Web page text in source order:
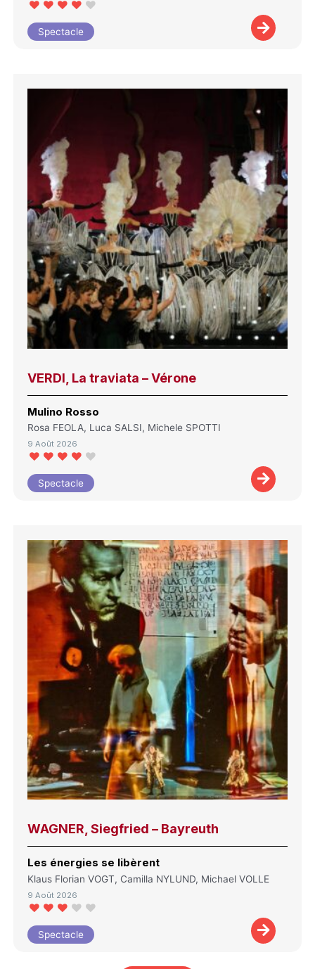
Spectacle
VERDI, La traviata – Vérone
Mulino Rosso
Rosa FEOLA, Luca SALSI, Michele SPOTTI
9 Août 2026
Spectacle
WAGNER, Siegfried – Bayreuth
Les énergies se libèrent
Klaus Florian VOGT, Camilla NYLUND, Michael VOLLE
9 Août 2026
Spectacle